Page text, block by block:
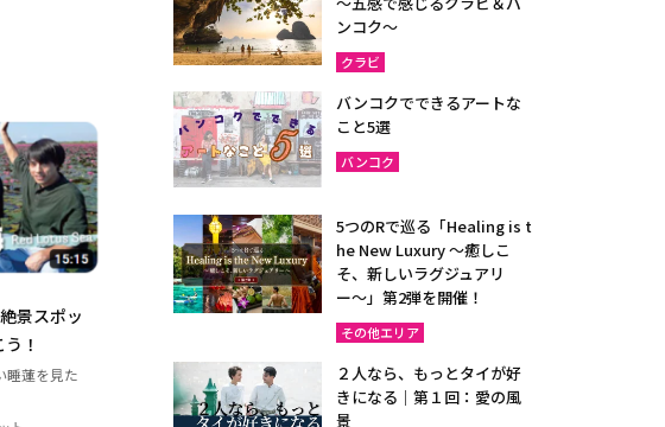
景スポッ
！
睡蓮を見た
ンコク～
クラビ
バンコクでできるアートな
こと5選
バンコク
5つのRで巡る「Healing is t
he New Luxury ～癒しこ
そ、新しいラグジュアリ
ー〜」第2弾を開催！
その他エリア
２人なら、もっとタイが好
きになる｜第１回：愛の風
景